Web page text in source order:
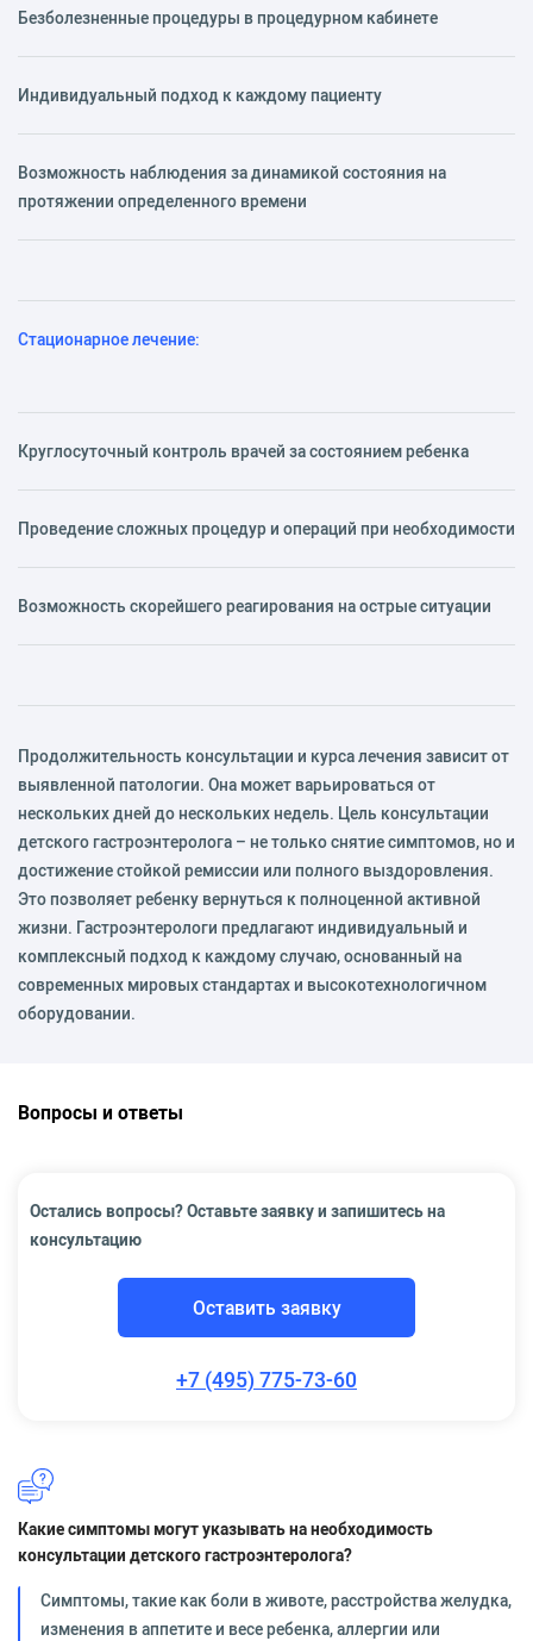
Безболезненные процедуры в процедурном кабинете
Индивидуальный подход к каждому пациенту
Возможность наблюдения за динамикой состояния на
протяжении определенного времени
Стационарное лечение:
Круглосуточный контроль врачей за состоянием ребенка
Проведение сложных процедур и операций при необходимости
Возможность скорейшего реагирования на острые ситуации
Продолжительность консультации и курса лечения зависит от
выявленной патологии. Она может варьироваться от
нескольких дней до нескольких недель. Цель консультации
детского гастроэнтеролога – не только снятие симптомов, но и
достижение стойкой ремиссии или полного выздоровления.
Это позволяет ребенку вернуться к полноценной активной
жизни. Гастроэнтерологи предлагают индивидуальный и
комплексный подход к каждому случаю, основанный на
современных мировых стандартах и высокотехнологичном
оборудовании.
Вопросы и ответы
Остались вопросы? Оставьте заявку и запишитесь на
консультацию
Оставить заявку
+7 (495) 775-73-60
Какие симптомы могут указывать на необходимость
консультации детского гастроэнтеролога?
Симптомы, такие как боли в животе, расстройства желудка,
изменения в аппетите и весе ребенка, аллергии или